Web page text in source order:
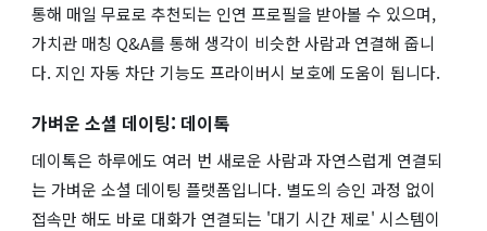
통해 매일 무료로 추천되는 인연 프로필을 받아볼 수 있으며,
가치관 매칭 Q&A를 통해 생각이 비슷한 사람과 연결해 줍니
다. 지인 자동 차단 기능도 프라이버시 보호에 도움이 됩니다.
가벼운 소셜 데이팅: 데이톡
데이톡은 하루에도 여러 번 새로운 사람과 자연스럽게 연결되
는 가벼운 소셜 데이팅 플랫폼입니다. 별도의 승인 과정 없이
접속만 해도 바로 대화가 연결되는 '대기 시간 제로' 시스템이